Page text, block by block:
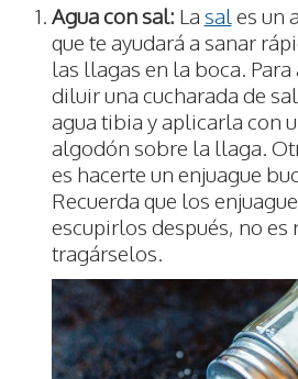
Agua con sal: La sal es un
que te ayudará a sanar
las llagas en la boca.
diluir una cucharada de
agua tibia y aplicarla con
algodón sobre la llaga.
es hacerte un enjuague
Recuerda que los
escupirlos después, no
tragárselos.